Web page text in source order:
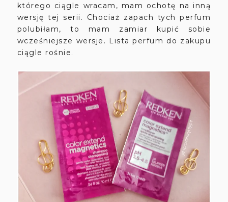
którego ciągle wracam, mam ochotę na inną
wersję tej serii. Chociaż zapach tych perfum
polubiłam, to mam zamiar kupić sobie
wcześniejsze wersje. Lista perfum do zakupu
ciągle rośnie.